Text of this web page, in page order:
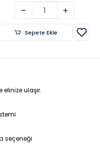
Sepete Ekle
elinize ulaşır.
seçeneği